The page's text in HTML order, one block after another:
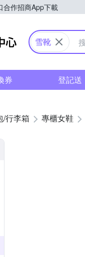
合作招商App下載
Yahoo購物中心
雪靴
券 登記送
/行李箱 專櫃女鞋